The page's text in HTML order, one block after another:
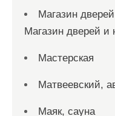
Магазин
Магазин дверей и
Мастерская
Матвеевский,
Маяк, сауна